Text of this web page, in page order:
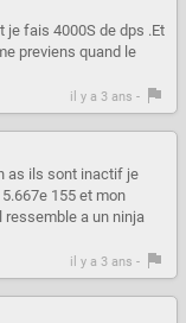
je fais 4000S de dps .Et
previens quand le
il y a 3 ans -
as ils sont inactif je
155 et mon
a un ninja
il y a 3 ans -